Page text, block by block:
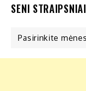
SENI STRAIPSNIAI